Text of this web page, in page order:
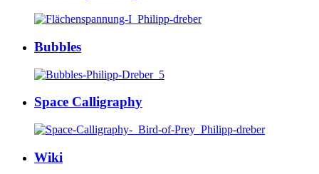
Bubbles
Space Calligraphy
Wiki